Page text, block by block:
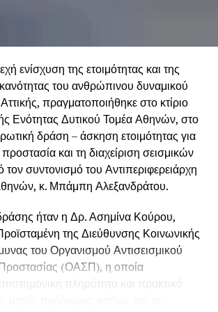
ενίσχυση της ετοιμότητας και της
του ανθρώπινου δυναμικού
πραγματοποιήθηκε στο κτίριο
Ενότητας Δυτικού Τομέα Αθηνών, στο
δράση – άσκηση ετοιμότητας για
προστασία και τη διαχείριση σεισμικών
συντονισμό του Αντιπεριφερειάρχη
κ. Μπάμπη Αλεξανδράτου.
ήταν η Δρ. Ασημίνα Κούρου,
της Διεύθυνσης Κοινωνικής
του Οργανισμού Αντισεισμικού
(ΟΑΣΠ), η οποία
πληρότητα και πρακτικό